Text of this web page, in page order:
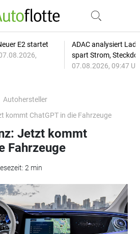
E2 startet
ADAC analysiert
spart Strom,
07.08.2026, 09:47
Autohersteller
kommt ChatGPT in die Fahrzeuge
Jetzt kommt
Fahrzeuge
2 min